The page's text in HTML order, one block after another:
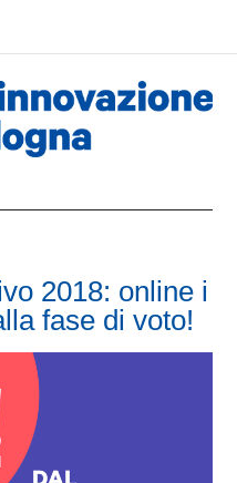
2018: online i
fase di voto!